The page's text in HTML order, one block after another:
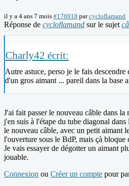
il y a 4 ans 7 mois #176918 parcycloflamand
Réponse de cycloflamand sur le sujet
Charly42 écrit:
Autre astuce, perso je le fais
d'un gros aimant ... pareil dans la base
J'ai fait passer le nouveau câble dans la
j'en suis à l'étape du tube diagonal
le nouveau câble, avec un petit aimant
l'ouverture sous le BdP, mais çà bloque
Je vais essayer de dégotter un aimant
jouable.
Connexion ou Créer un compte pour